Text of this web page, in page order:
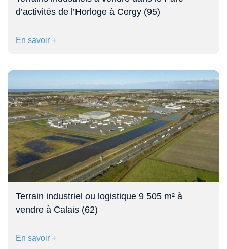
d’activités de l’Horloge à Cergy (95)
En savoir +
Terrain industriel ou logistique 9 505 m² à
vendre à Calais (62)
En savoir +